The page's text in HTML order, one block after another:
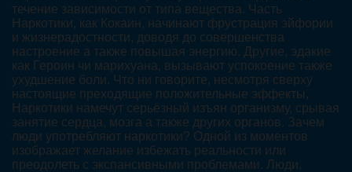
течение зависимости от типа вещества. Часть
Наркотики, как Кокаин, начинают фрустрация эйфории
и жизнерадостности, доводя до совершенства
настроение а также повышая энергию. Другие, эдакие
как Героин чи марихуана, вызывают успокоение также
ухудшение боли. Что ни говорите, несмотря сверху
настоящие преходящие положительные эффекты,
Наркотики намечут серьёзный изъян организму, срывая
занятие сердца, мозга а также других органов. Зачем
люди употребляют наркотики? Одной из моментов
изображает желание избежать реальности или
преодолеть с экспансивными проблемами. Люди,